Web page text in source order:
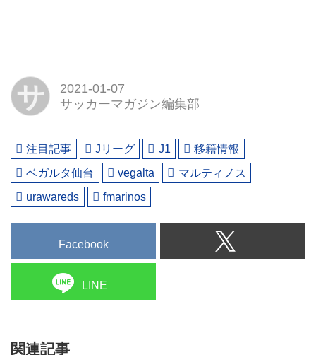
サ
2021-01-07
サッカーマガジン編集部
注目記事 Jリーグ J1
移籍情報
ベガルタ仙台
vegalta
マルティノス
urawareds
fmarinos
Facebook
LINE
関連記事